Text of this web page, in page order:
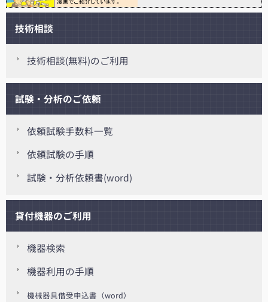
技術相談
技術相談(無料)のご利用
試験・分析のご依頼
依頼試験手数料一覧
依頼試験の手順
試験・分析依頼書(word)
貸付機器のご利用
機器検索
機器利用の手順
機械器具借受申込書（word）